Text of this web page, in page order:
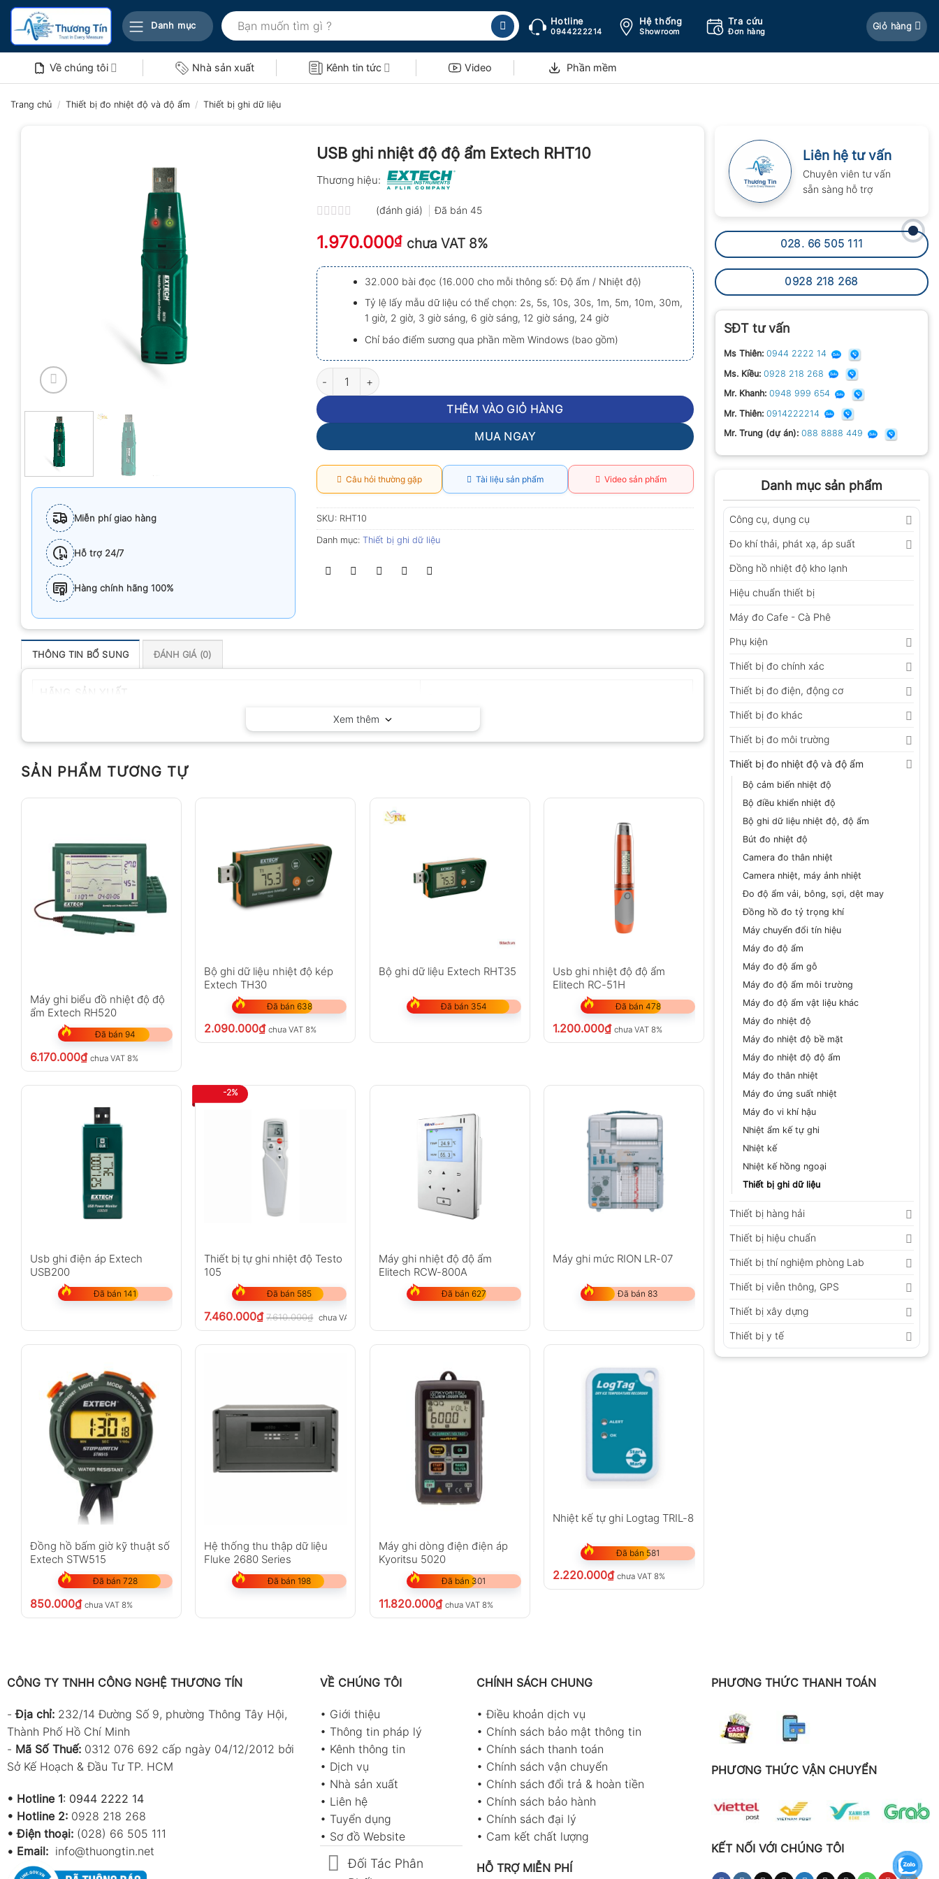
Bỏ
nội
Danh mục
Tìm
kiếm:
Hotline
0944222214
Hệ thống
Showroom
Tra cứu
Đơn hàng
Giỏ hàng
Về chúng tôi Nhà sản xuất Kênh tin tức Video Phần mềm
Trang chủ / Thiết bị đo nhiệt độ và độ ẩm / Thiết bị ghi dữ liệu
Liên hệ tư vấn
Chuyên viên tư vấn
sẵn sàng hỗ trợ
028. 66 505 111
0928 218 268
SĐT tư vấn
Ms Thiên: 0944 2222 14
Ms. Kiều: 0928 218 268
Mr. Khanh: 0948 999 654
Mr. Thiên: 0914222214
Mr. Trung (dự án): 088 8888 449
Danh mục sản phẩm
Công cụ, dụng cụ
Đo khí thải, phát xạ, áp suất
Đồng hồ nhiệt độ kho lạnh
Hiệu chuẩn thiết bị
Máy đo Cafe - Cà Phê
Phụ kiện
Thiết bị đo chính xác
Thiết bị đo điện, động cơ
Thiết bị đo khác
Thiết bị đo môi trường
Thiết bị đo nhiệt độ và độ ẩm
Bộ cảm biến nhiệt độ
Bộ điều khiển nhiệt độ
Bộ ghi dữ liệu nhiệt độ, độ ẩm
Bút đo nhiệt độ
Camera đo thân nhiệt
Camera nhiệt, máy ảnh nhiệt
Đo độ ẩm vải, bông, sợi, dệt may
Đồng hồ đo tỷ trọng khí
Máy chuyển đổi tín hiệu
Máy đo độ ẩm
Máy đo độ ẩm gỗ
Máy đo độ ẩm môi trường
Máy đo độ ẩm vật liệu khác
Máy đo nhiệt độ
Máy đo nhiệt độ bề mặt
Máy đo nhiệt độ độ ẩm
Máy đo thân nhiệt
Máy đo ứng suất nhiệt
Máy đo vi khí hậu
Nhiệt ẩm kế tự ghi
Nhiệt kế
Nhiệt kế hồng ngoại
Thiết bị ghi dữ liệu
Thiết bị hàng hải
Thiết bị hiệu chuẩn
Thiết bị thí nghiệm phòng Lab
Thiết bị viễn thông, GPS
Thiết bị xây dựng
Thiết bị y tế
Miễn phí giao hàng
Hỗ trợ 24/7
Hàng chính hãng 100%
USB ghi nhiệt độ độ ẩm Extech RHT10
Thương hiệu:
xếp
hạng
5
sao
(đánh giá) Đã bán 45
1.970.000₫ chưa VAT 8%
32.000 bài đọc (16.000 cho mỗi thông số: Độ ẩm / Nhiệt độ)
Tỷ lệ lấy mẫu dữ liệu có thể chọn: 2s, 5s, 10s, 30s, 1m, 5m, 10m, 30m,
1 giờ, 2 giờ, 3 giờ sáng, 6 giờ sáng, 12 giờ sáng, 24 giờ
Chỉ báo điểm sương qua phần mềm Windows (bao gồm)
USB ghi nhiệt độ độ ẩm Extech RHT10 số lượng
THÊM VÀO GIỎ HÀNG
MUA NGAY
Câu hỏi thường gặp Tài liệu sản phẩm Video sản phẩm
SKU: RHT10
Danh mục: Thiết bị ghi dữ liệu
THÔNG TIN BỔ SUNG ĐÁNH GIÁ (0)
Xem thêm
SẢN PHẨM TƯƠNG TỰ
Máy ghi biểu đồ nhiệt độ độ
ẩm Extech RH520
Đã bán 94
6.170.000₫ chưa VAT 8%
Bộ ghi dữ liệu nhiệt độ kép
Extech TH30
Đã bán 638
2.090.000₫ chưa VAT 8%
Bộ ghi dữ liệu Extech RHT35
Đã bán 354
Usb ghi nhiệt độ độ ẩm
Elitech RC-51H
Đã bán 478
1.200.000₫ chưa VAT 8%
Usb ghi điện áp Extech
USB200
Đã bán 141
-2%
Thiết bị tự ghi nhiệt độ Testo
105
Đã bán 585
7.460.000₫ 7.610.000₫ chưa VAT 8%
Máy ghi nhiệt độ độ ẩm
Elitech RCW-800A
Đã bán 627
Máy ghi mức RION LR-07
Đã bán 83
Đồng hồ bấm giờ kỹ thuật số
Extech STW515
Đã bán 728
850.000₫ chưa VAT 8%
Hệ thống thu thập dữ liệu
Fluke 2680 Series
Đã bán 198
Máy ghi dòng điện điện áp
Kyoritsu 5020
Đã bán 301
11.820.000₫ chưa VAT 8%
Nhiệt kế tự ghi Logtag TRIL-8
Đã bán 581
2.220.000₫ chưa VAT 8%
CÔNG TY TNHH CÔNG NGHỆ THƯƠNG TÍN
-Địa chỉ: 232/14 Đường Số 9, phường Thông Tây Hội,
Thành Phố Hồ Chí Minh
- Mã Số Thuế: 0312 076 692 cấp ngày 04/12/2012 bởi
Sở Kế Hoạch & Đầu Tư TP. HCM
• Hotline 1: 0944 2222 14
• Hotline 2: 0928 218 268
• Điện thoại: (028) 66 505 111
• Email: info@thuongtin.net
VỀ CHÚNG TÔI
• Giới thiệu
• Thông tin pháp lý
• Kênh thông tin
• Dịch vụ
• Nhà sản xuất
• Liên hệ
• Tuyển dụng
• Sơ đồ Website
Đối Tác Phân
CHÍNH SÁCH CHUNG
•Điều khoản dịch vụ
• Chính sách bảo mật thông tin
• Chính sách thanh toán
• Chính sách vận chuyển
• Chính sách đổi trả & hoàn tiền
• Chính sách bảo hành
• Chính sách đại lý
• Cam kết chất lượng
HỖ TRỢ MIỄN PHÍ
PHƯƠNG THỨC THANH TOÁN
PHƯƠNG THỨC VẬN CHUYỂN
KẾT NỐI VỚI CHÚNG TÔI